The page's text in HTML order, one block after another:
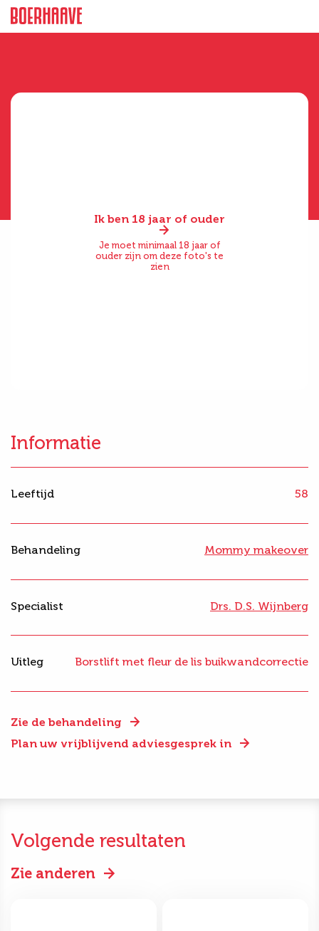
Ik ben 18 jaar of ouder
Je moet minimaal 18 jaar of
ouder zijn om deze foto's te
zien
Zie de behandeling
Plan uw vrijblijvend adviesgesprek in
Informatie
Leeftijd 58
Behandeling Mommy makeover
Specialist Drs. D.S. Wijnberg
Uitleg Borstlift met fleur de lis buikwandcorrectie
Volgende resultaten
Zie anderen